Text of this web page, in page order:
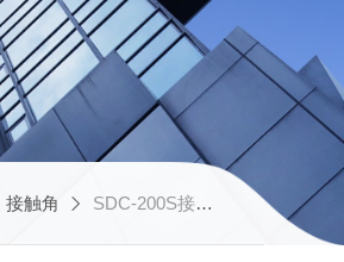
接触角 SDC-200S接触角测量仪 实验室仪器